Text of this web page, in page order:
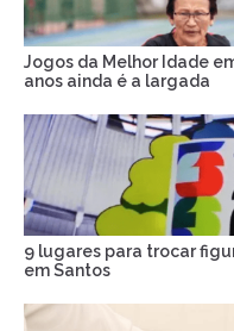
Jogos da Melhor Idade
anos ainda é a largada
9 lugares para trocar
em Santos